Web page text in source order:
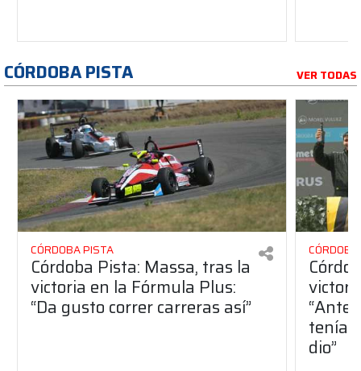
CÓRDOBA PISTA VER TODAS
CÓRDOBA PISTA
Córdoba Pista: Massa, tras la
victoria en la Fórmula Plus:
“Da gusto correr carreras así”
dio”